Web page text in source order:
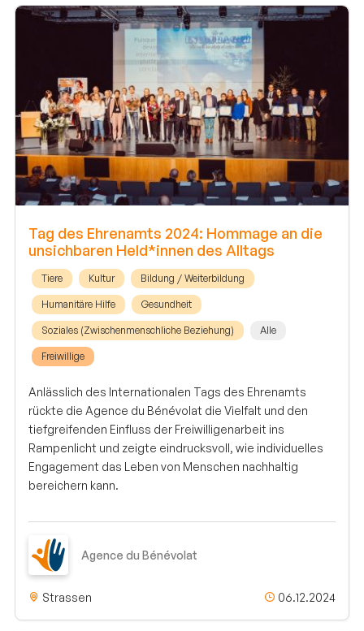
Tag des Ehrenamts 2024: Hommage an die
unsichbaren Held*innen des Alltags
Tiere Kultur Bildung / Weiterbildung
Humanitäre Hilfe Gesundheit
Soziales (Zwischenmenschliche Beziehung) Alle
Freiwillige
Anlässlich des Internationalen Tags des Ehrenamts
rückte die Agence du Bénévolat die Vielfalt und den
tiefgreifenden Einfluss der Freiwilligenarbeit ins
Rampenlicht und zeigte eindrucksvoll, wie individuelles
Engagement das Leben von Menschen nachhaltig
bereichern kann.
Agence du Bénévolat
Strassen 06.12.2024